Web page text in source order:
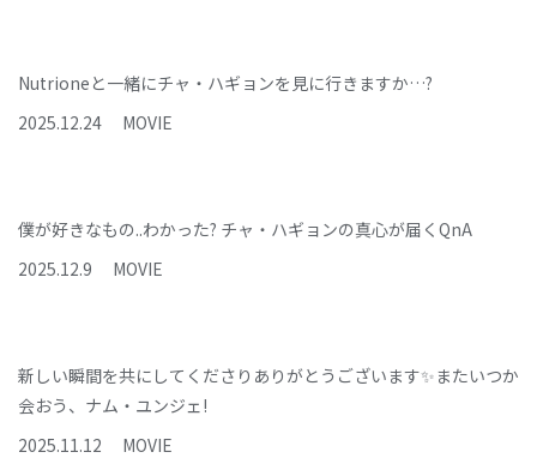
Nutrioneと一緒にチャ・ハギョンを見に行きますか…?
2025.12.24 MOVIE
僕が好きなもの..わかった? チャ・ハギョンの真心が届くQnA
2025.12.9 MOVIE
新しい瞬間を共にしてくださりありがとうございます✨またいつか
会おう、ナム・ユンジェ!
2025.11.12 MOVIE